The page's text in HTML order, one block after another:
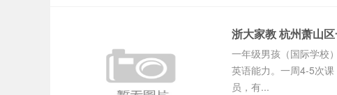
浙大家教 杭州萧山
一年级男孩（国际学校
英语能力。一周4-5次
员，有...